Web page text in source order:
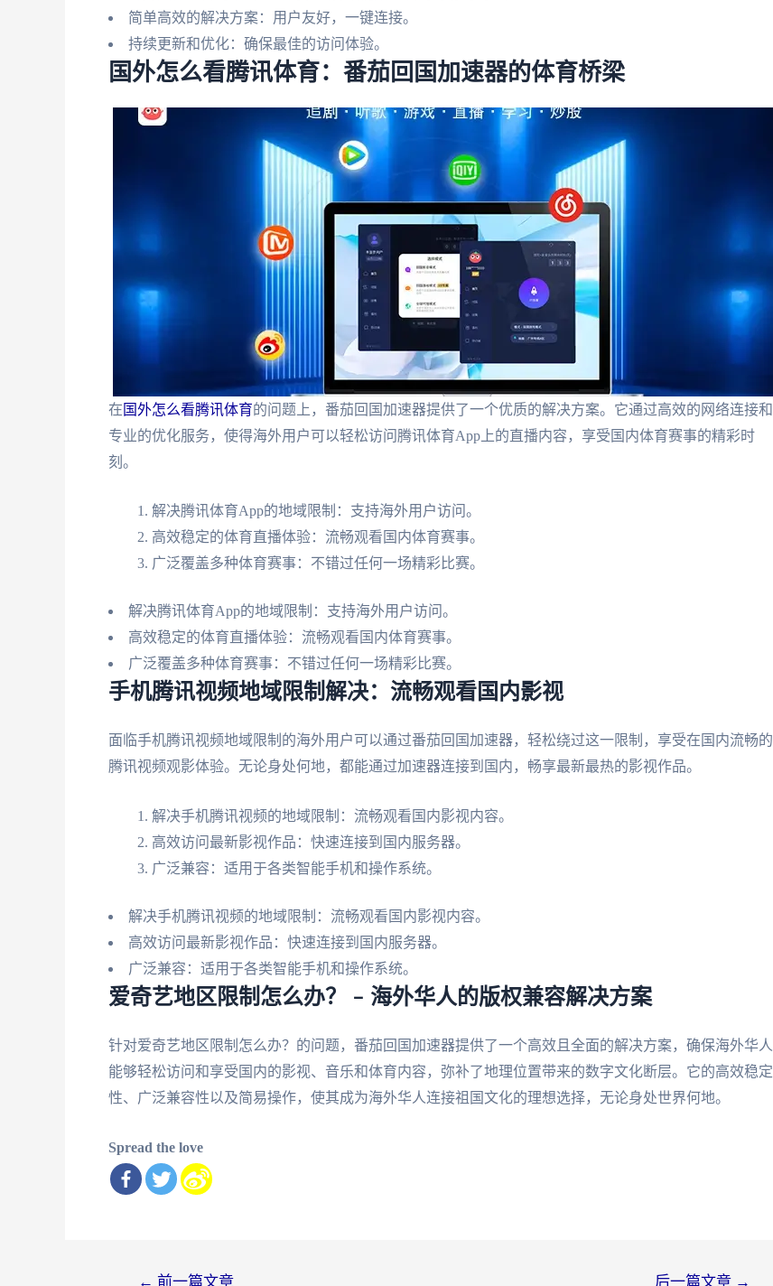
简单高效的解决方案：用户友好，一键连接。
持续更新和优化：确保最佳的访问体验。
国外怎么看腾讯体育：番茄回国加速器的体育桥梁
在 国外怎么看腾讯体育的问题上，番茄回国加速器提供了一个优质的解决方案。它通过高效的网络连接和
专业的优化服务，使得海外用户可以轻松访问腾讯体育App上的直播内容，享受国内体育赛事的精彩时
刻。
解决腾讯体育App的地域限制：支持海外用户访问。
高效稳定的体育直播体验：流畅观看国内体育赛事。
广泛覆盖多种体育赛事：不错过任何一场精彩比赛。
解决腾讯体育App的地域限制：支持海外用户访问。
高效稳定的体育直播体验：流畅观看国内体育赛事。
广泛覆盖多种体育赛事：不错过任何一场精彩比赛。
手机腾讯视频地域限制解决：流畅观看国内影视
面临手机腾讯视频地域限制的海外用户可以通过番茄回国加速器，轻松绕过这一限制，享受在国内流畅的
腾讯视频观影体验。无论身处何地，都能通过加速器连接到国内，畅享最新最热的影视作品。
解决手机腾讯视频的地域限制：流畅观看国内影视内容。
高效访问最新影视作品：快速连接到国内服务器。
广泛兼容：适用于各类智能手机和操作系统。
解决手机腾讯视频的地域限制：流畅观看国内影视内容。
高效访问最新影视作品：快速连接到国内服务器。
广泛兼容：适用于各类智能手机和操作系统。
爱奇艺地区限制怎么办？ – 海外华人的版权兼容解决方案
针对爱奇艺地区限制怎么办？的问题，番茄回国加速器提供了一个高效且全面的解决方案，确保海外华人
能够轻松访问和享受国内的影视、音乐和体育内容，弥补了地理位置带来的数字文化断层。它的高效稳定
性、广泛兼容性以及简易操作，使其成为海外华人连接祖国文化的理想选择，无论身处世界何地。
Spread the love
← 前一篇文章 后一篇文章 →